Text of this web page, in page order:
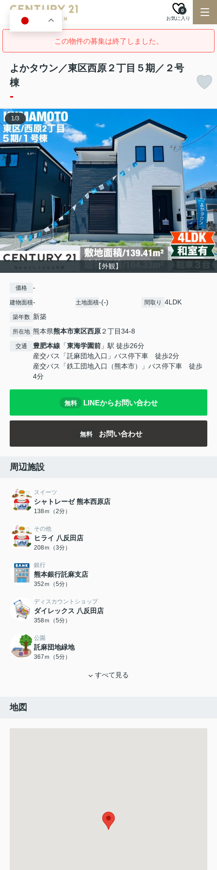
お気に入り
0
この物件の募集は終了しました。
よかタウン／東区西原２丁目５期／２号
棟
-
【外観】
1/3
価格 -
建物面積- 土地面積-(-) 間取り 4LDK
築年数 新築
所在地 熊本県熊本市東区西原２丁目34-8
交通 豊肥本線 「東海学園前 」駅 徒歩26分
産交バス「託麻団地入口」バス停下車 徒歩2分
産交バス「鉄工団地入口（熊本市）」バス停下車 徒歩
4分
無料 LINEからお問い合わせ
無料 お問い合わせ
周辺施設
スイーツ
シャトレーゼ 熊本西原店
138ｍ（2分）
その他
ヒライ 八反田店
208ｍ（3分）
銀行
熊本銀行託麻支店
352ｍ（5分）
ディスカウントショップ
ダイレックス 八反田店
358ｍ（5分）
公園
託麻団地緑地
367ｍ（5分）
すべて見る
地図